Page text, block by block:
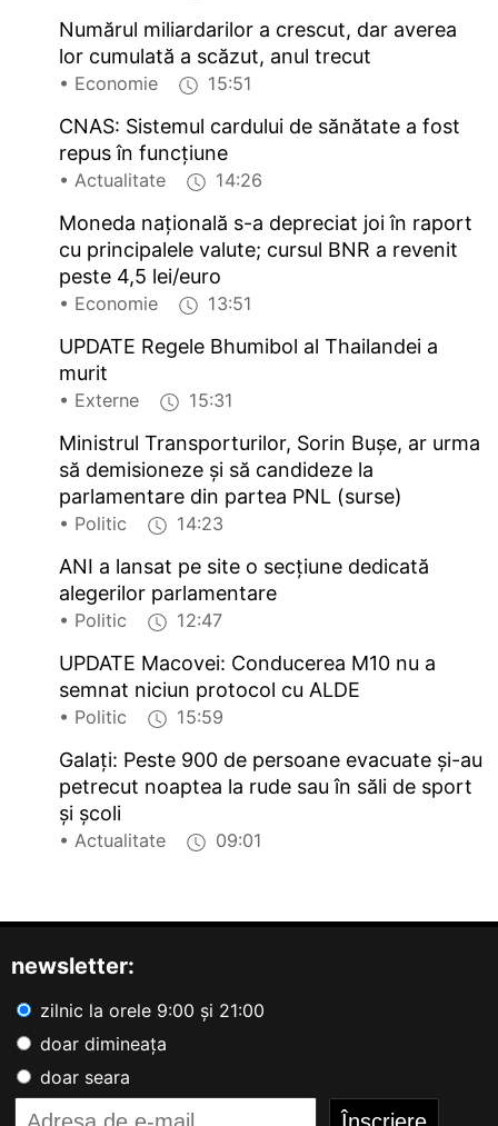
Numărul miliardarilor a crescut, dar averea
lor cumulată a scăzut, anul trecut
• Economie 15:51
CNAS: Sistemul cardului de sănătate a fost
repus în funcțiune
• Actualitate 14:26
Moneda națională s-a depreciat joi în raport
cu principalele valute; cursul BNR a revenit
peste 4,5 lei/euro
• Economie 13:51
UPDATE Regele Bhumibol al Thailandei a
murit
• Externe 15:31
Ministrul Transporturilor, Sorin Bușe, ar urma
să demisioneze și să candideze la
parlamentare din partea PNL (surse)
• Politic 14:23
ANI a lansat pe site o secțiune dedicată
alegerilor parlamentare
• Politic 12:47
UPDATE Macovei: Conducerea M10 nu a
semnat niciun protocol cu ALDE
• Politic 15:59
Galați: Peste 900 de persoane evacuate și-au
petrecut noaptea la rude sau în săli de sport
și școli
• Actualitate 09:01
newsletter:
zilnic la orele 9:00 și 21:00
doar dimineața
doar seara